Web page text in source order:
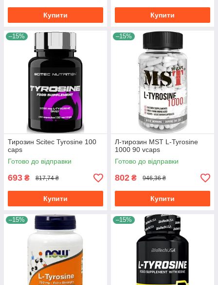
Купити Купити
–15%
Тирозин Scitec Tyrosine 100
caps
Готово до відправки
693 ₴ 817,74 ₴
Купити
–15%
Л-тирозин MST L-Tyrosine
1000 90 vcaps
Готово до відправки
802 ₴ 946,36 ₴
Купити
–15% –15%